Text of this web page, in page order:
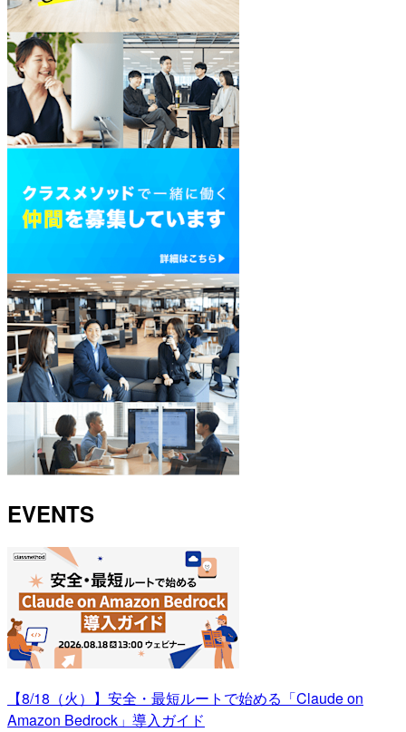
EVENTS
【8/18（火）】安全・最短ルートで始める「Claude on
Amazon Bedrock」導入ガイド